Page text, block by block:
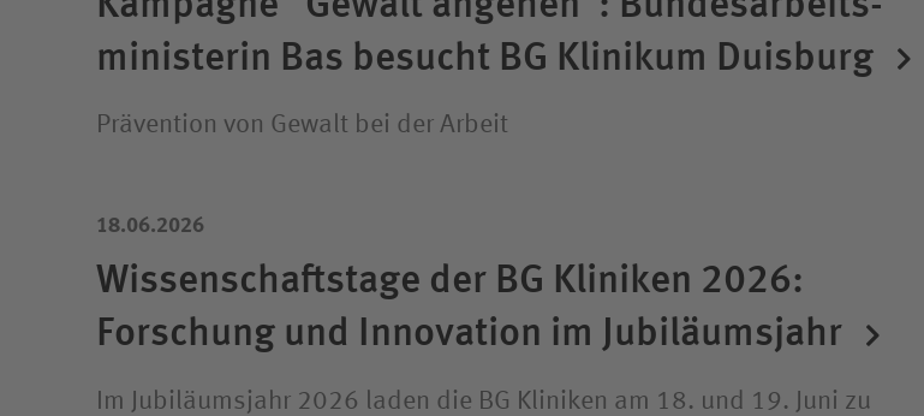
ministerin Bas besucht BG Klinikum Duisburg
Prävention von Gewalt bei der Arbeit
18.06.2026
Wissenschaftstage der BG Kliniken 2026:
Forschung und Innovation im Jubiläums­jahr
Im Jubiläumsjahr 2026 laden die BG Kliniken am 18. und 19. Juni zu